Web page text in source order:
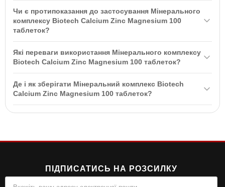
зазнають високих фізичних навантажень.
перервах між їжею, запиваючи достатньою кількістю води.
Чи є протипоказання до застосування Мінерального
комплексу Biotech Calcium Zinc Magnesium 100
таблеток?
лактації, а також особам віком до 18 років. Можлива
непереносимість окремих компонентів.
Які переваги використання Мінерального комплексу
Biotech Calcium Zinc Magnesium 100 таблеток?
судоми, підтримує здорову імунну систему та загальний стан
Де і як зберігати Мінеральний комплекс Biotech
Calcium Zinc Magnesium 100 таблеток?
ПІДПИСАТИСЬ НА РОЗСИЛКУ